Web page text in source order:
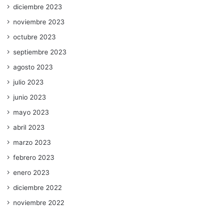
diciembre 2023
noviembre 2023
octubre 2023
septiembre 2023
agosto 2023
julio 2023
junio 2023
mayo 2023
abril 2023
marzo 2023
febrero 2023
enero 2023
diciembre 2022
noviembre 2022